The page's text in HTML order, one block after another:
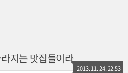
지는 맛집들이라
2013. 11. 24. 22:53